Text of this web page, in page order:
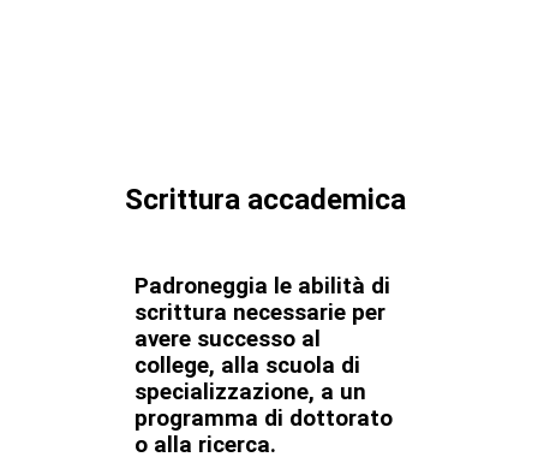
Scrittura accademica
Padroneggia le abilità di
scrittura necessarie per
avere successo al
college, alla scuola di
specializzazione, a un
programma di dottorato
o alla ricerca.